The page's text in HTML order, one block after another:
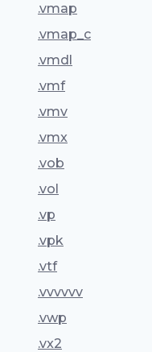
.vmap
.vmap_c
.vmdl
.vmf
.vmv
.vmx
.vob
.vol
.vp
.vpk
.vtf
.vvvvvv
.vwp
.vx2